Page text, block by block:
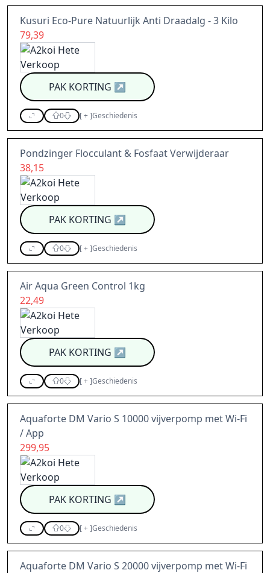
Kusuri Eco-Pure Natuurlijk Anti Draadalg - 3 Kilo
79,39
PAK KORTING ↗
0 [+]Geschiedenis
Pondzinger Flocculant & Fosfaat Verwijderaar
38,15
PAK KORTING ↗
0 [+]Geschiedenis
Air Aqua Green Control 1kg
22,49
PAK KORTING ↗
0 [+]Geschiedenis
Aquaforte DM Vario S 10000 vijverpomp met Wi-Fi
/ App
299,95
PAK KORTING ↗
0 [+]Geschiedenis
Aquaforte DM Vario S 20000 vijverpomp met Wi-Fi